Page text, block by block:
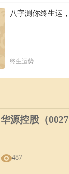
八字测你终生运
终生运势
华源控股（
487